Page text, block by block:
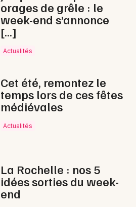
Je m'abonne
orages de grêle : le
week-end s’annonce
[…]
Actualités
Cet été, remontez le
temps lors de ces fêtes
médiévales
Actualités
La Rochelle : nos 5
idées sorties du week-
end